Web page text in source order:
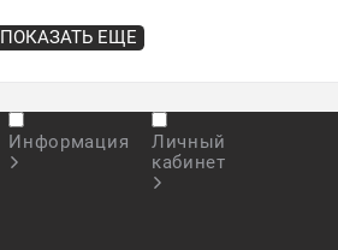
ПОКАЗАТЬ ЕЩЕ
Информация
Личный
кабинет